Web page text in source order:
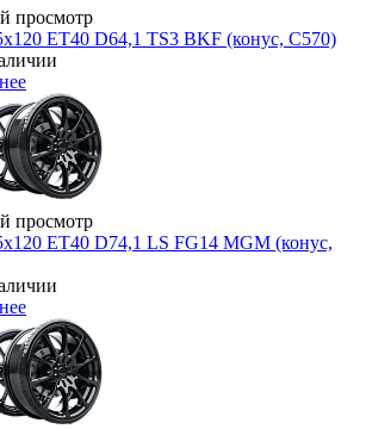
просмотр
ET40 D64,1 TS3 BKF (конус, C570)
просмотр
ET40 D74,1 LS FG14 MGM (конус,